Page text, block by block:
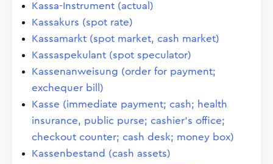
Kassa-Instrument (actual)
Kassakurs (spot rate)
Kassamarkt (spot market, cash market)
Kassaspekulant (spot speculator)
Kassenanweisung (order for payment;
exchequer bill)
Kasse (immediate payment; cash; health
insurance, public purse; cashier's office;
checkout counter; cash desk; money box)
Kassenbestand (cash assets)